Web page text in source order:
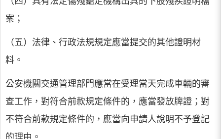
案；
（五）法律、行政法規規定應當提交的其他證明材
料。
公安機關交通管理部門應當在受理當天完成車輛的審
查工作，對符合前款規定條件的，應當發放牌證；對
不符合前款規定條件的，應當向申請人說明不予登記
的理由。